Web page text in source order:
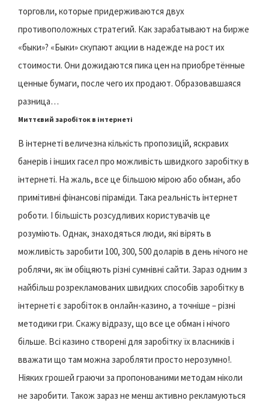
торговли, которые придерживаются двух
противоположных стратегий. Как зарабатывают на бирже
«быки»? «Быки» скупают акции в надежде на рост их
стоимости. Они дожидаются пика цен на приобретённые
ценные бумаги, после чего их продают. Образовавшаяся
разница…
Миттєвий заробіток в інтернеті
В інтернеті величезна кількість пропозицій, яскравих
банерів і інших гасел про можливість швидкого заробітку в
інтернеті. На жаль, все це більшою мірою або обман, або
примітивні фінансові піраміди. Така реальність інтернет
роботи. І більшість розсудливих користувачів це
розуміють. Однак, знаходяться люди, які вірять в
можливість заробити 100, 300, 500 доларів в день нічого не
роблячи, як їм обіцяють різні сумнівні сайти. Зараз одним з
найбільш розрекламованих швидких способів заробітку в
інтернеті є заробіток в онлайн-казино, а точніше – різні
методики гри. Скажу відразу, що все це обман і нічого
більше. Всі казино створені для заробітку їх власників і
вважати що там можна заробляти просто нерозумно!.
Ніяких грошей граючи за пропонованими методам ніколи
не заробити. Також зараз не менш активно рекламуються